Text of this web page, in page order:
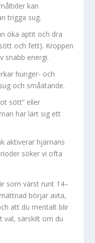
kan
trigga sug.
öka aptit och dra
och fett). Kroppen
snabb energi.
hunger- och
och småätande.
sött” eller
har lärt sig ett
aktiverar hjärnans
söker vi ofta
som värst runt 14–
börjar avta,
att du mentalt blir
särskilt om du